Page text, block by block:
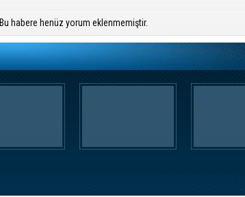
Bu habere henüz yorum eklenmemiştir.